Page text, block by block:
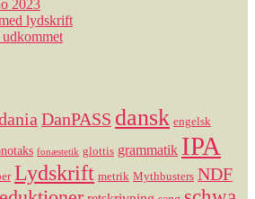
2023
lydskrift
DanPASS dansk engelsk
fonæstetik glottis grammatik IPA
Lydskrift metrik Mythbusters NDF